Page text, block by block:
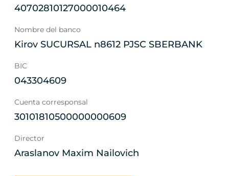
40702810127000010464
Nombre del banco
Kirov SUCURSAL n8612 PJSC SBERBANK
BIC
043304609
Cuenta corresponsal
30101810500000000609
Director
Araslanov Maxim Nailovich